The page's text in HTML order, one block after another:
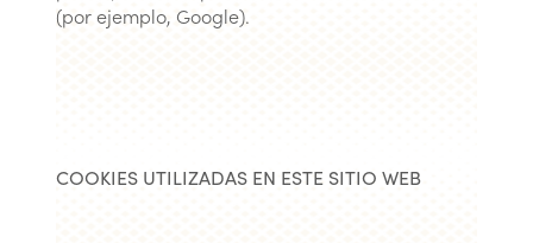
(por ejemplo, Google).
COOKIES UTILIZADAS EN ESTE SITIO WEB